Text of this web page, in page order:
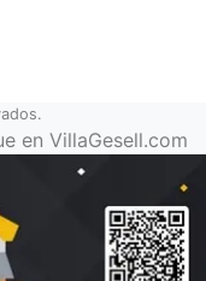
en VillaGesell.com